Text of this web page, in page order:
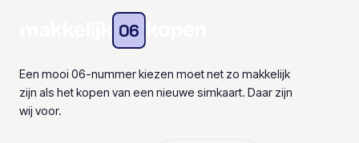
06
Een mooi 06-nummer kiezen moet net zo makkelijk
zijn als het kopen van een nieuwe simkaart. Daar zijn
wij voor.